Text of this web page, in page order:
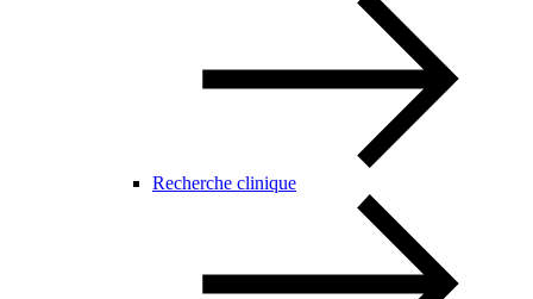
Recherche clinique